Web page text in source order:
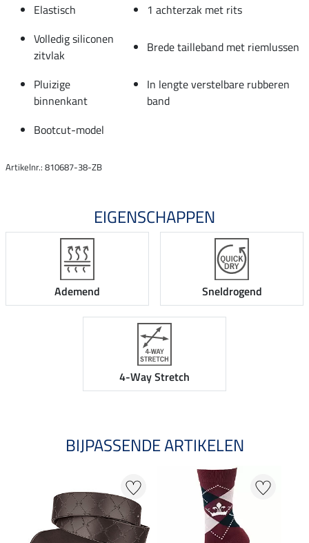
Elastisch
1 achterzak met rits
Volledig siliconen
zitvlak
Brede tailleband met riemlussen
Pluizige
binnenkant
In lengte verstelbare rubberen
band
Bootcut-model
Artikelnr.: 810687-38-ZB
EIGENSCHAPPEN
Ademend Sneldrogend
4-Way Stretch
BIJPASSENDE ARTIKELEN